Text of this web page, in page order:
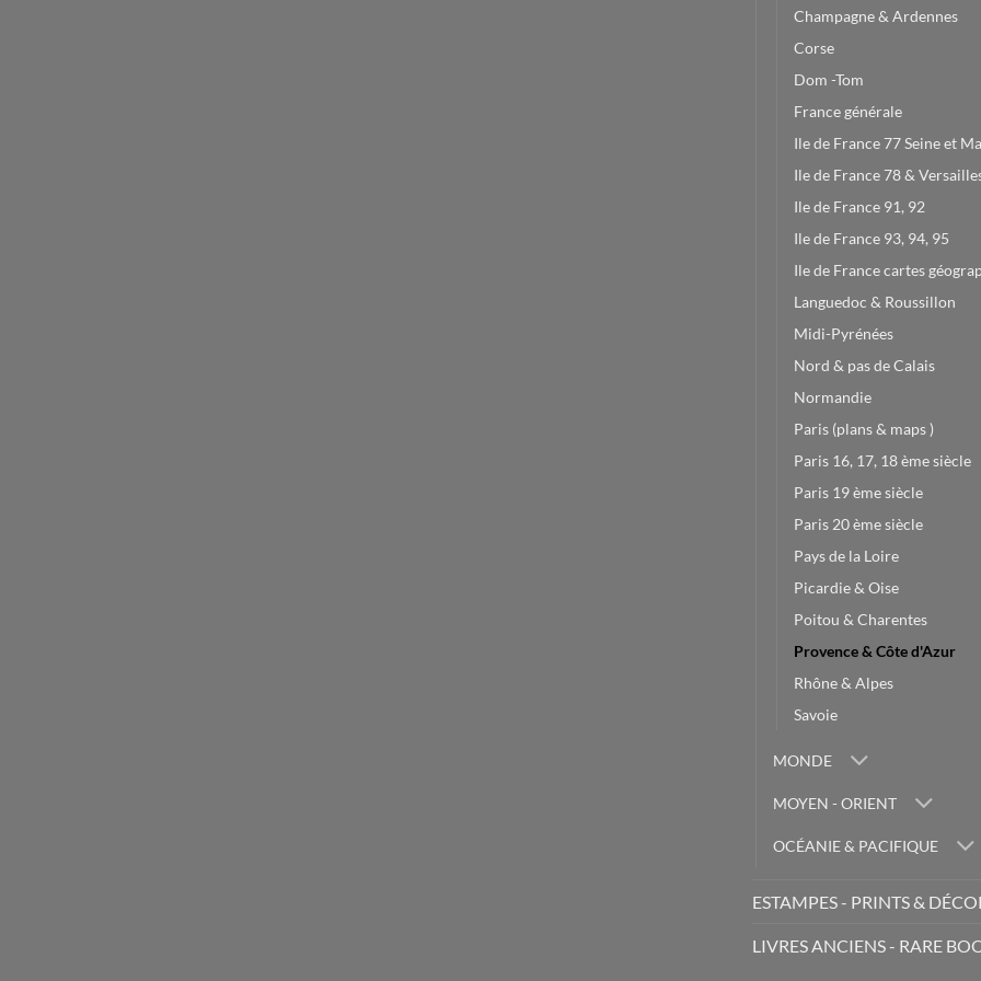
Champagne & Ardennes
Corse
Dom -Tom
France générale
Ile de France 77 Seine et
Ile de France 78 &
Ile de France 91, 92
Ile de France 93, 94, 95
Ile de France cartes
Languedoc & Roussillon
Midi-Pyrénées
Nord & pas de Calais
Normandie
Paris (plans & maps )
Paris 16, 17, 18 ème siècle
Paris 19 ème siècle
Paris 20 ème siècle
Pays de la Loire
Picardie & Oise
Poitou & Charentes
Provence & Côte d'Azur
Rhône & Alpes
Savoie
MONDE
MOYEN - ORIENT
OCÉANIE & PACIFIQUE
ESTAMPES - PRINTS &
LIVRES ANCIENS - RARE